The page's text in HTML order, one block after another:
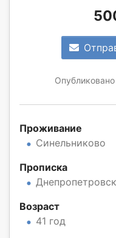
Проживание
Синельниково
Прописка
Возраст
41 год